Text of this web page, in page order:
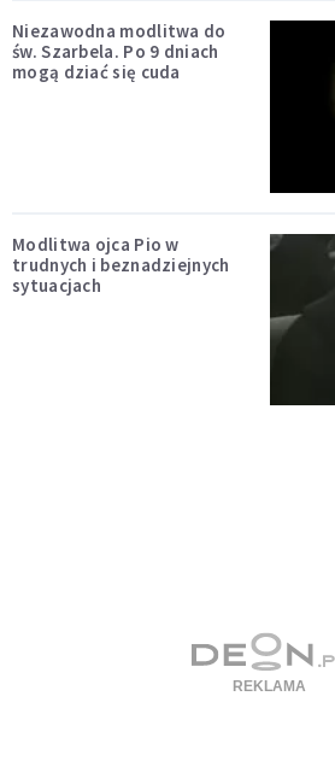
Niezawodna modlitwa do
św. Szarbela. Po 9 dniach
mogą dziać się cuda
Modlitwa ojca Pio w
trudnych i beznadziejnych
sytuacjach